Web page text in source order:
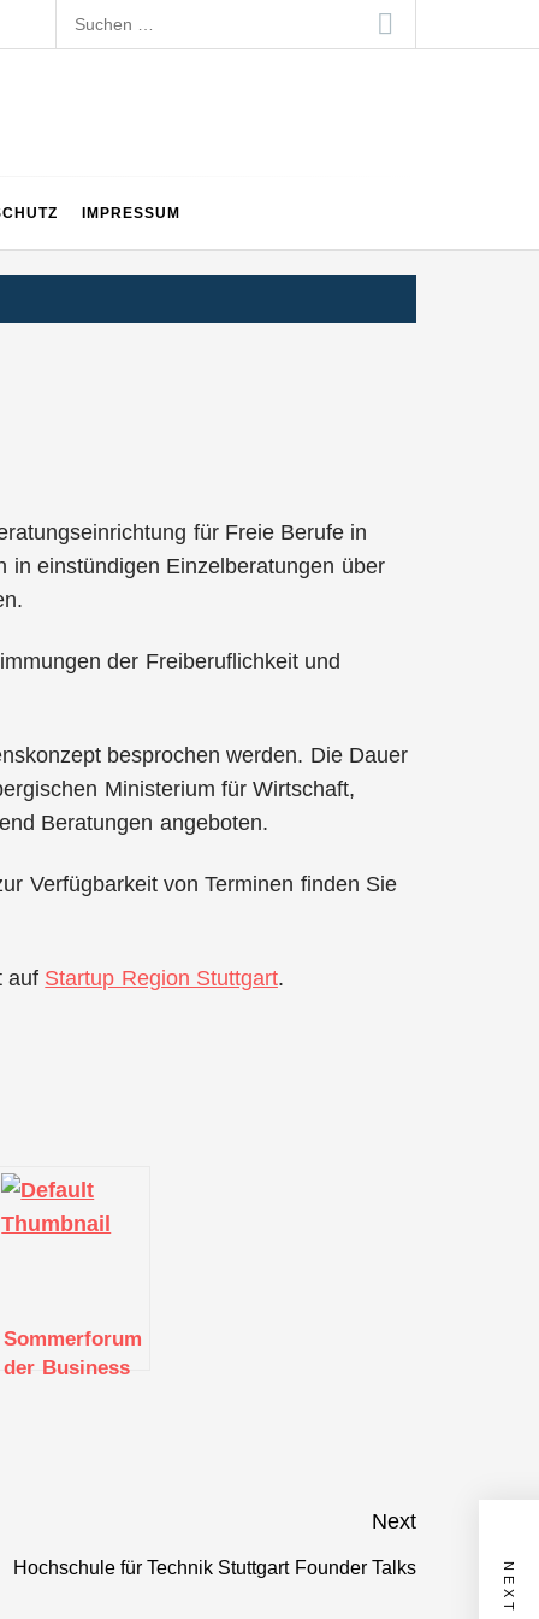
Suchen
nach:
IMPRESSUM
für Freie Berufe in
in einstündigen Einzelberatungen über
der Freiberuflichkeit und
besprochen werden. Die Dauer
Ministerium für Wirtschaft,
Beratungen angeboten.
Verfügbarkeit von Terminen finden Sie
auf Startup Region Stuttgart.
Sommerforum
der Business
Next
Next
Hochschule für Technik Stuttgart Founder Talks